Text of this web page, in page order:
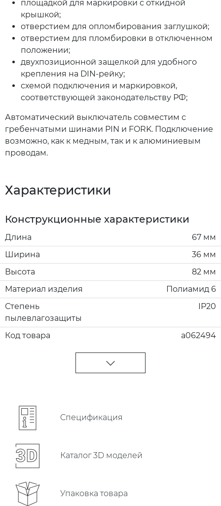
площадкой для маркировки с откидной
крышкой;
отверстием для опломбирования заглушкой;
отверстием для пломбировки в отключенном
положении;
двухпозиционной защелкой для удобного
крепления на DIN-рейку;
схемой подключения и маркировкой,
соответствующей законодательству РФ;
Автоматический выключатель совместим с
гребенчатыми шинами PIN и FORK. Подключение
возможно, как к медным, так и к алюминиевым
проводам.
Характеристики
Конструкционные характеристики
Длина
67 мм
Ширина
36 мм
Высота
82 мм
Материал изделия
Полиамид 6
Степень
пылевлагозащиты
IP20
Код товара a062494
Cпецификация
Каталог 3D моделей
Упаковка товара